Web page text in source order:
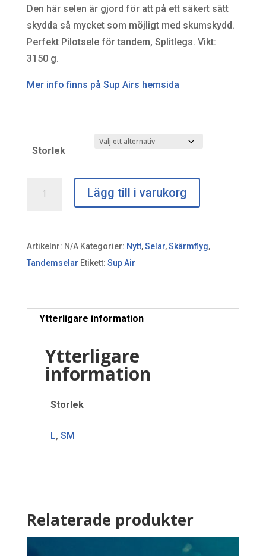
Den här selen är gjord för att på ett säkert sätt
skydda så mycket som möjligt med skumskydd.
Perfekt Pilotsele för tandem, Splitlegs. Vikt:
3150 g.
Mer info finns på Sup Airs hemsida
Storlek
3
mängd
Lägg till i varukorg
Artikelnr: N/A Kategorier: Nytt,Selar,Skärmflyg,
Tandemselar Etikett: Sup Air
Ytterligare information
Ytterligare
information
Storlek
L,SM
Relaterade produkter